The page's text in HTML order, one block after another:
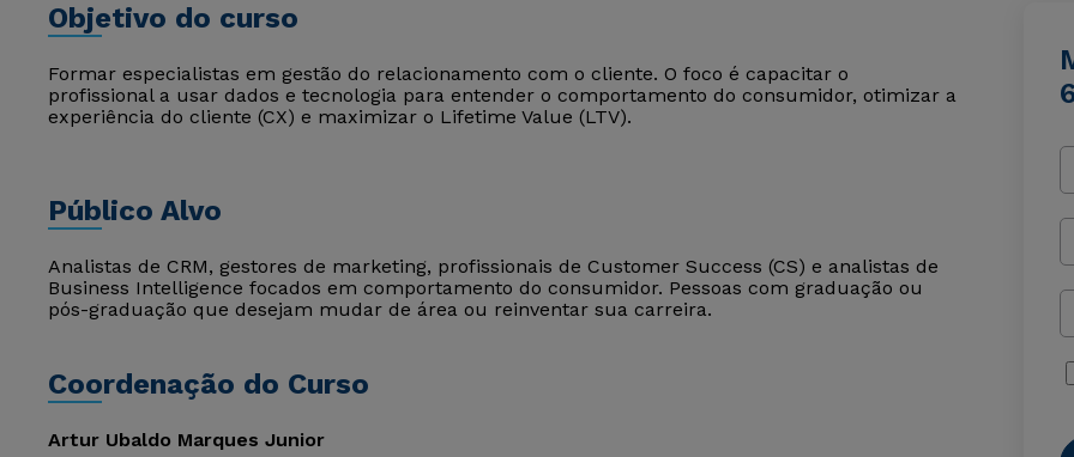
Objetivo do curso
Formar especialistas em gestão do relacionamento com o cliente. O foco é capacitar o
profissional a usar dados e tecnologia para entender o comportamento do consumidor, otimizar a
experiência do cliente (CX) e maximizar o Lifetime Value (LTV).
Público Alvo
Analistas de CRM, gestores de marketing, profissionais de Customer Success (CS) e analistas de
Business Intelligence focados em comportamento do consumidor. Pessoas com graduação ou
pós-graduação que desejam mudar de área ou reinventar sua carreira.
Coordenação do Curso
Artur Ubaldo Marques Junior